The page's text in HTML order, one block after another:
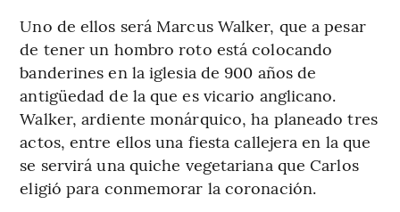
Uno de ellos será Marcus Walker, que a pesar
de tener un hombro roto está colocando
banderines en la iglesia de 900 años de
antigüedad de la que es vicario anglicano.
Walker, ardiente monárquico, ha planeado tres
actos, entre ellos una fiesta callejera en la que
se servirá una quiche vegetariana que Carlos
eligió para conmemorar la coronación.